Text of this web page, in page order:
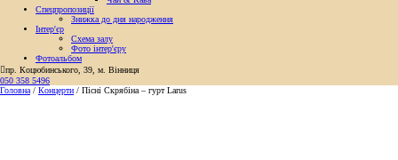
Спецпропозиції
Знижка до дня народження
Інтер'єр
Схема залу
Фото інтер'єру
Фотоальбом
пр. Коцюбинського, 39, м. Вінниця
050 358 5496
Головна / Концерти / Пісні Скрябіна – гурт Larus